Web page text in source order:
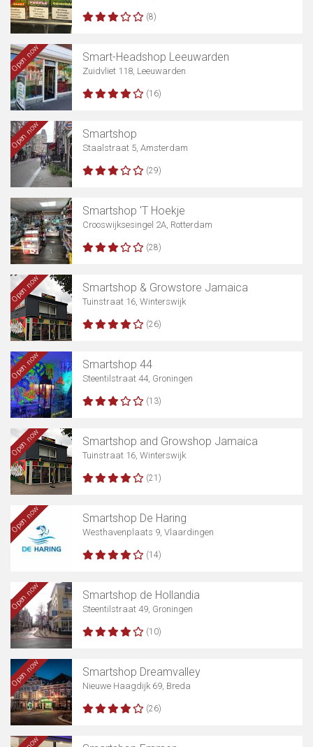
(8)
Open now Smart-Headshop Leeuwarden
Zuidvliet 118, Leeuwarden
(16)
Open now Smartshop
Staalstraat 5, Amsterdam
(29)
Smartshop 'T Hoekje
Crooswijksesingel 2A, Rotterdam
(28)
Open now Smartshop & Growstore Jamaica
Tuinstraat 16, Winterswijk
(26)
Open now Smartshop 44
Steentilstraat 44, Groningen
(13)
Open now Smartshop and Growshop Jamaica
Tuinstraat 16, Winterswijk
(21)
Open now Smartshop De Haring
Westhavenplaats 9, Vlaardingen
(14)
Open now Smartshop de Hollandia
Steentilstraat 49, Groningen
(10)
Open now Smartshop Dreamvalley
Nieuwe Haagdijk 69, Breda
(26)